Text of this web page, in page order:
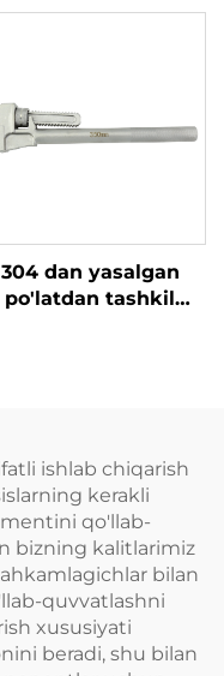
kengligi bilan
kalit
304 dan yasalgan
po'latdan tashkil
quvur kaliti
ishlab chiqarish
kerakli
qo'llab-
bizning kalitlarimiz
bilan
quvvatlashni
xususiyati
beradi, shu bilan